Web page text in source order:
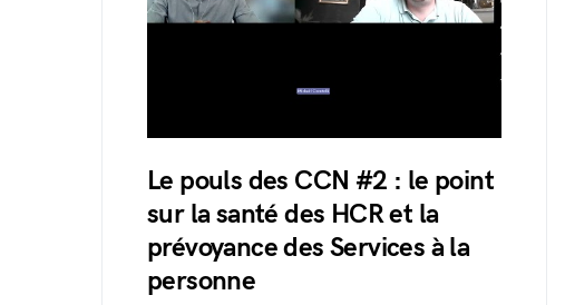
Le pouls des CCN #2 : le point
sur la santé des HCR et la
prévoyance des Services à la
personne